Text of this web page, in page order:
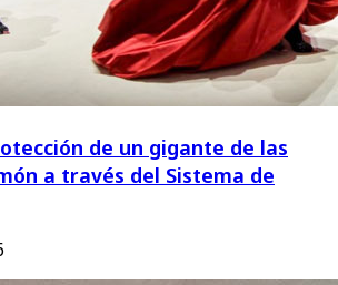
de un gigante de las
a través del Sistema de